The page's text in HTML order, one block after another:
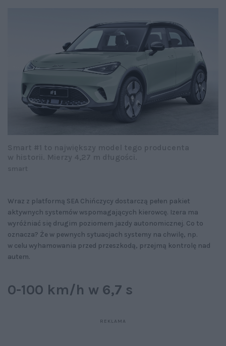
Wraz z platformą SEA Chińczycy dostarczą pełen pakiet
aktywnych systemów wspomagających kierowcę. Izera ma
wyróżniać się drugim poziomem jazdy autonomicznej. Co to
oznacza? Że w pewnych sytuacjach systemy na chwilę, np.
w celu wyhamowania przed przeszkodą, przejmą kontrolę nad
autem.
0-100 km/h w 6,7 s